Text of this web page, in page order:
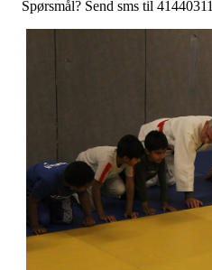
Spørsmål? Send sms til 41440311